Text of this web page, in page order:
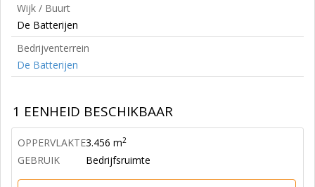
Wijk / Buurt
De Batterijen
Bedrijventerrein
De Batterijen
1 EENHEID BESCHIKBAAR
OPPERVLAKTE3.456 m2
GEBRUIK Bedrijfsruimte